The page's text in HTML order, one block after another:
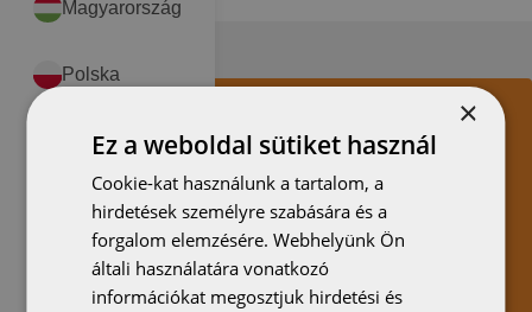
Kérdése van?
Találja meg a leggyakrabban feltett kérdésekre adott válaszokat
GYIK oldalunkon!
Ugrás a GYIK-hez
Magyarország
Polska
România
Serbia
Slovensko
×
Ez a weboldal sütiket használ
Cookie-kat használunk a tartalom, a
hirdetések személyre szabására és a
forgalom elemzésére. Webhelyünk Ön
általi használatára vonatkozó
információkat megosztjuk hirdetési és